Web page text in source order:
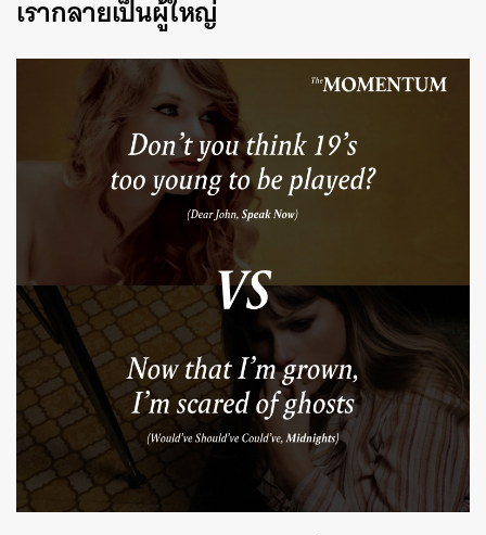
เรากลายเป็นผู้ใหญ่
SHARE TWEET